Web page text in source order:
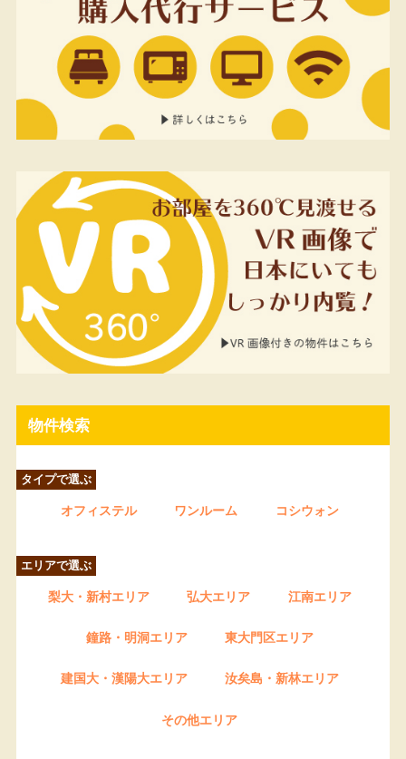
物件検索
タイプで選ぶ
オフィステル ワンルーム コシウォン
エリアで選ぶ
梨大・新村エリア 弘大エリア 江南エリア
鐘路・明洞エリア 東大門区エリア
建国大・漢陽大エリア 汝矣島・新林エリア
その他エリア